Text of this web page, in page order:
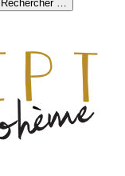
Rechercher …